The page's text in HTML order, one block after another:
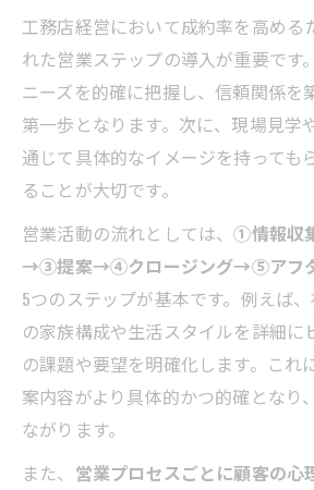
工務店経営において成約率を高める
れた営業ステップの導入が重要です
ニーズを的確に把握し、信頼関係を
第一歩となります。次に、現場見学
通じて具体的なイメージを持っても
ることが大切です。
営業活動の流れとしては、①情報収
→③提案→④クロージング→⑤アフタ
5つのステップが基本です。例えば
の家族構成や生活スタイルを詳細に
の課題や要望を明確化します。これ
案内容がより具体的かつ的確となり
ながります。
また、 営業プロセスごとに顧客の心